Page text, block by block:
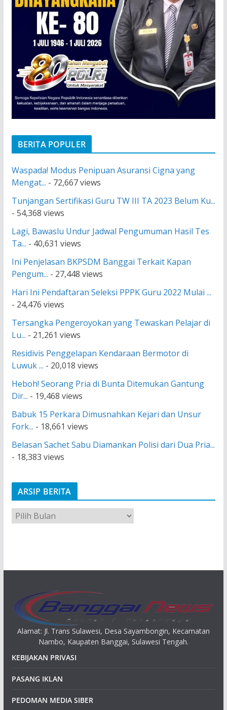
BERITA POPULER
Waspada! Modus Penipuan Asuransi Cigna yang
Mengat... - 72,667 views
Tunjangan Sertifikasi Guru TW III TA 2023 Belum Ku...
- 54,368 views
Lagi, Bawaslu Undur Jadwal Pengumuman Hasil Tes
Ta... - 40,631 views
Ini Penjelasan BKPSDM Banggai Terkait Kapan
Pengum... - 27,448 views
Hari Ini Pendaftaran Seleksi PPPK Guru 2022 Mulai ...
- 24,476 views
Tersangka Pengeroyokan yang Tewaskan Pelajar di
Lu... - 21,261 views
Residivis Penggelapan Kendaraan Bermotor di
Luwuk ... - 20,018 views
Heboh! Seorang Pria di Bunta Ditemukan Gantung
Dir... - 19,468 views
Babuk 15 Perkara Dimusnahkan Kejari dan Unsur
Fork... - 18,661 views
Belasan Sachet Sabu Diamankan Polisi dari Dua Pria...
- 18,383 views
ARSIP BERITA
A
r
Alamat: Jl. Trans Sulawesi, Desa Sayambongin, Kecamatan
Nambo, Kaupaten Banggai, Sulawesi Tengah.
KEBIJAKAN PRIVASI
PASANG IKLAN
PEDOMAN MEDIA SIBER